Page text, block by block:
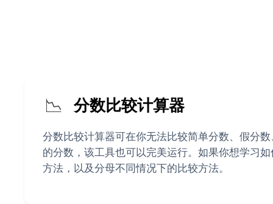
📉 分数比较计算器
分数比较计算器可在你无法比较简单分数、假分
的分数，该工具也可以完美运行。如果你想学习
方法，以及分母不同情况下的比较方法。